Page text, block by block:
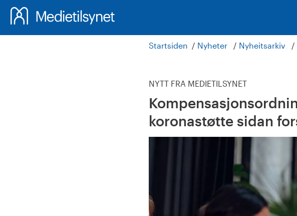
Startsiden Nyheter Nyheitsarkiv
NYTT FRA MEDIETILSYNET
koronastøtte sidan